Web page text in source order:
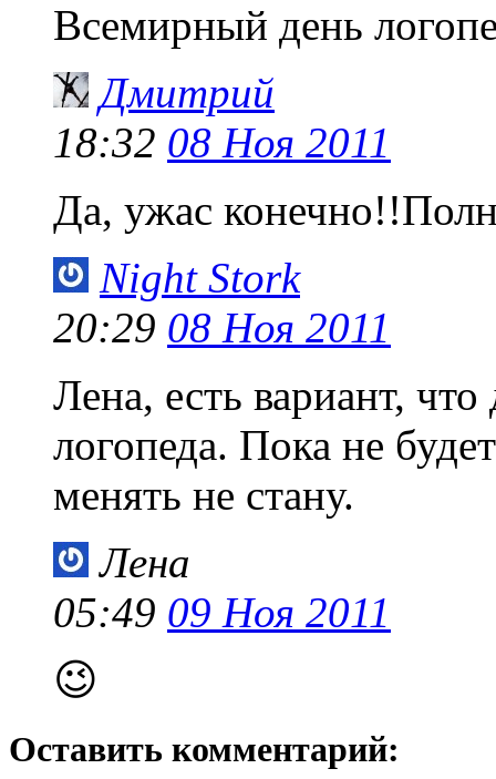
Всемирный день
Дмитрий
18:32 08 Ноя 2011
Да, ужас
Night Stork
20:29 08 Ноя 2011
Лена, есть вариант,
логопеда. Пока не
менять не стану.
Лена
05:49 09 Ноя 2011
😉
Оставить комментарий: